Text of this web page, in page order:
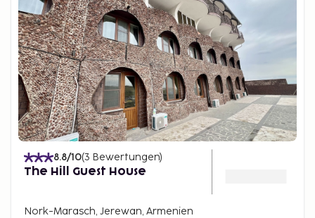
8.8/10(3 Bewertungen)
The Hill Guest House
Nork-Marasch, Jerewan, Armenien